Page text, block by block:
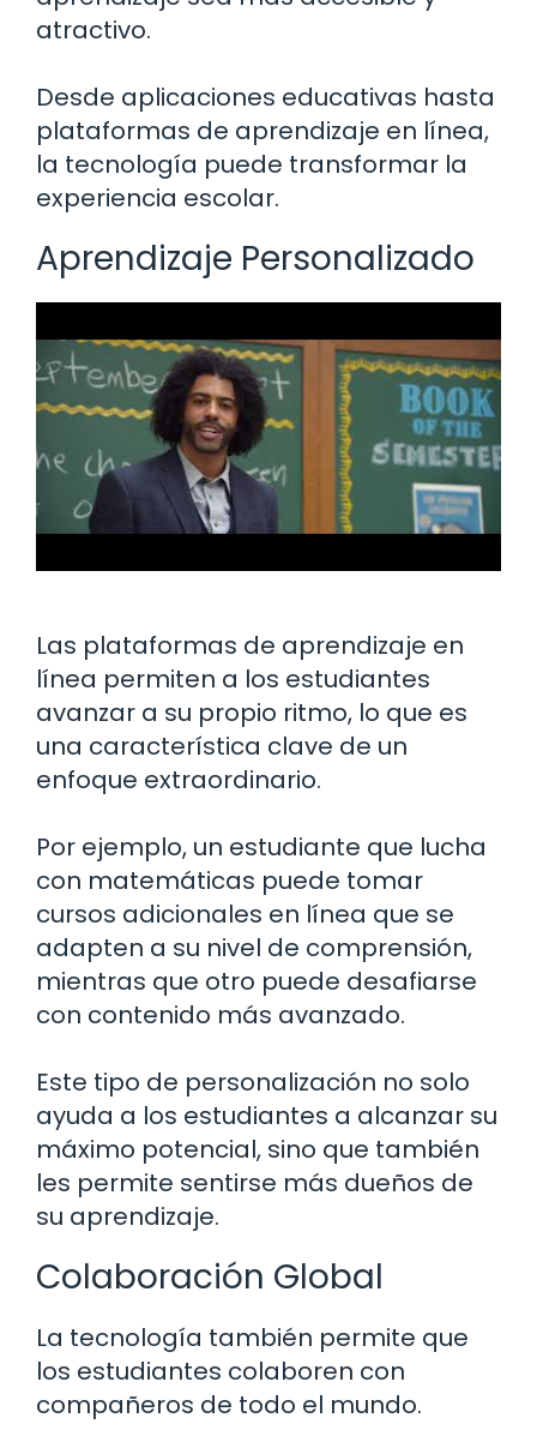
atractivo.
Desde aplicaciones educativas hasta
plataformas de aprendizaje en línea,
la tecnología puede transformar la
experiencia escolar.
Aprendizaje Personalizado
Las plataformas de aprendizaje en
línea permiten a los estudiantes
avanzar a su propio ritmo, lo que es
una característica clave de un
enfoque extraordinario.
Por ejemplo, un estudiante que lucha
con matemáticas puede tomar
cursos adicionales en línea que se
adapten a su nivel de comprensión,
mientras que otro puede desafiarse
con contenido más avanzado.
Este tipo de personalización no solo
ayuda a los estudiantes a alcanzar su
máximo potencial, sino que también
les permite sentirse más dueños de
su aprendizaje.
Colaboración Global
La tecnología también permite que
los estudiantes colaboren con
compañeros de todo el mundo.